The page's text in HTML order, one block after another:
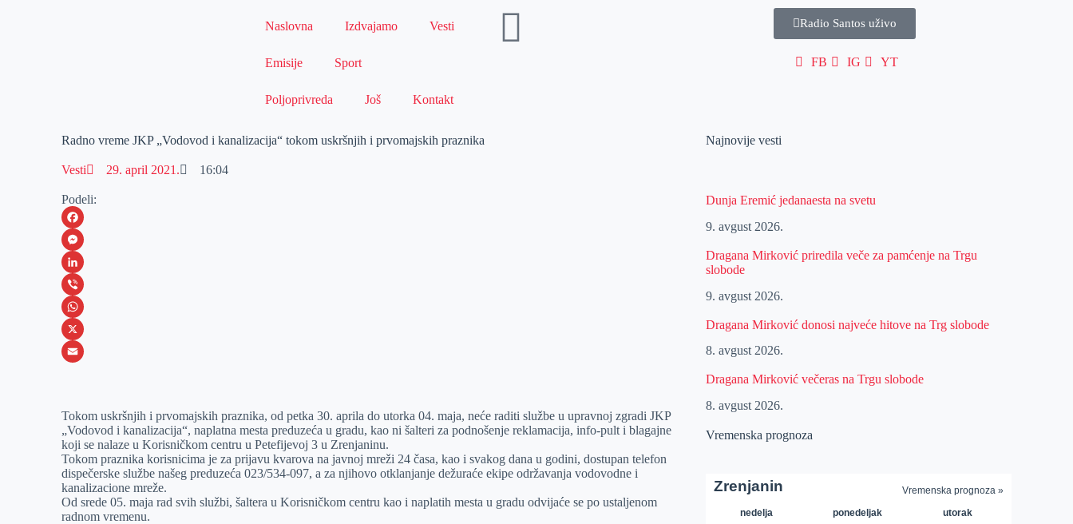
Naslovna Izdvajamo Vesti
Emisije Sport
Poljoprivreda Još Kontakt
Radio Santos uživo
FB IG YT
Radno vreme JKP „Vodovod i kanalizacija“ tokom uskršnjih i prvomajskih praznika
Vesti 29. april 2021. 16:04
Podeli:
F
a
c
e
b
o
M
e
s
s
e
e
r
L
i
n
k
I
n
V
i
b
W
h
s
A
p
p
X
a
i
l
Tokom uskršnjih i prvomajskih praznika, od petka 30. aprila do utorka 04. maja, neće raditi službe u upravnoj zgradi JKP
„Vodovod i kanalizacija“, naplatna mesta preduzeća u gradu, kao ni šalteri za podnošenje reklamacija, info-pult i blagajne
koji se nalaze u Korisničkom centru u Petefijevoj 3 u Zrenjaninu.
Tokom praznika korisnicima je za prijavu kvarova na javnoj mreži 24 časa, kao i svakog dana u godini, dostupan telefon
dispečerske službe našeg preduzeća 023/534-097, a za njihovo otklanjanje dežuraće ekipe održavanja vodovodne i
kanalizacione mreže.
Od srede 05. maja rad svih službi, šaltera u Korisničkom centru kao i naplatih mesta u gradu odvijaće se po ustaljenom
radnom vremenu.
Najnovije vesti
Dunja Eremić jedanaesta na svetu
9. avgust 2026.
Dragana Mirković priredila veče za pamćenje na Trgu
slobode
9. avgust 2026.
Dragana Mirković donosi najveće hitove na Trg slobode
8. avgust 2026.
Dragana Mirković večeras na Trgu slobode
8. avgust 2026.
Vremenska prognoza